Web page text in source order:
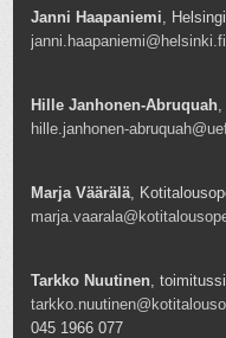
Janni Haapaniemi ,
janni.haapaniemi@helsinki.fi
Hille Janhonen-Abruquah
hille.janhonen-
Marja Väärälä ,
Tarkko Nuutinen ,
045 1966 077